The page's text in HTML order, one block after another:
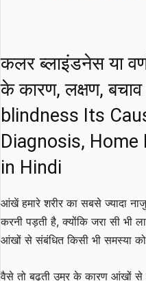
कलर ब्लाइंडनेस या
के कारण, लक्षण,
blindness Its
Diagnosis,
in Hindi
आंखें हमारे शरीर का सबसे ज्यादा
करनी पड़ती है, क्योंकि जरा सी भी
आंखों से संबंधित किसी भी समस्या
वैसे तो बढ़ती उम्र के कारण आंखों से